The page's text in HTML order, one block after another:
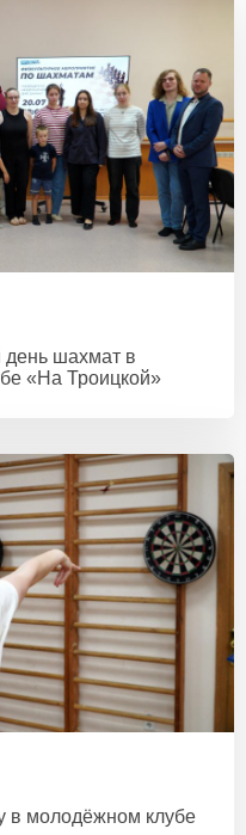
шахмат в
«На Троицкой»
в молодёжном клубе